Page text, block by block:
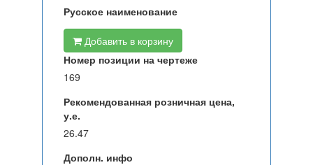
Русское наименование
Добавить в корзину
Номер позиции на чертеже
169
Рекомендованная розничная цена,
у.е.
26.47
Дополн. инфо